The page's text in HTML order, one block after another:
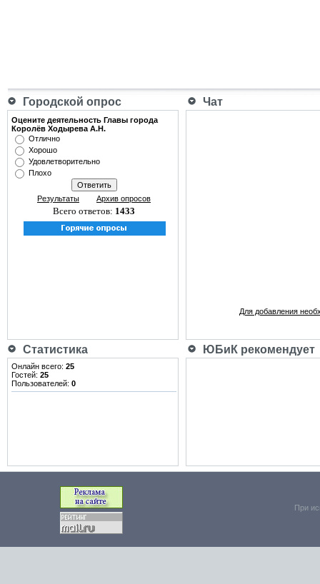
Городской опрос Чат
Оцените деятельность Главы города
Королёв Ходырева А.Н.
Отлично
Хорошо
Удовлетворительно
Плохо
Результаты Архив опросов
Всего ответов: 1433
Для добавления
Статистика ЮБиК рекомендует
Онлайн всего: 25
Гостей: 25
Пользователей: 0
При